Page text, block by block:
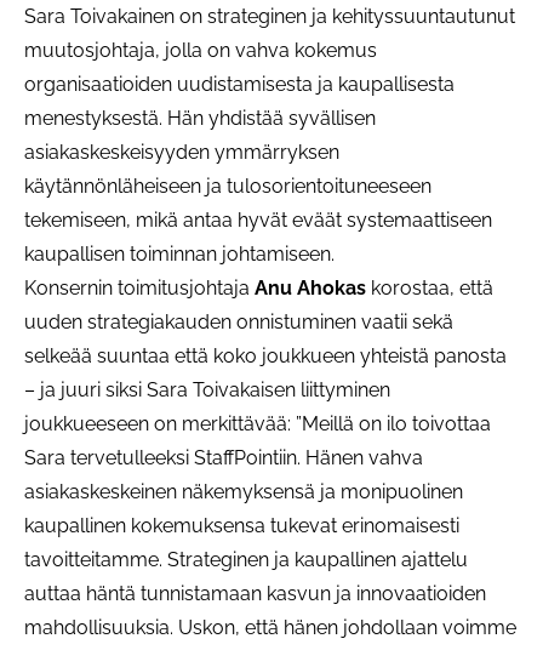
Sara Toivakainen on strateginen ja kehityssuuntautunut
muutosjohtaja, jolla on vahva kokemus
organisaatioiden uudistamisesta ja kaupallisesta
menestyksestä. Hän yhdistää syvällisen
asiakaskeskeisyyden ymmärryksen
käytännönläheiseen ja tulosorientoituneeseen
tekemiseen, mikä antaa hyvät eväät systemaattiseen
kaupallisen toiminnan johtamiseen.
Konsernin toimitusjohtaja Anu Ahokas korostaa, että
uuden strategiakauden onnistuminen vaatii sekä
selkeää suuntaa että koko joukkueen yhteistä panosta
– ja juuri siksi Sara Toivakaisen liittyminen
joukkueeseen on merkittävää: ”Meillä on ilo toivottaa
Sara tervetulleeksi StaffPointiin. Hänen vahva
asiakaskeskeinen näkemyksensä ja monipuolinen
kaupallinen kokemuksensa tukevat erinomaisesti
tavoitteitamme. Strateginen ja kaupallinen ajattelu
auttaa häntä tunnistamaan kasvun ja innovaatioiden
mahdollisuuksia. Uskon, että hänen johdollaan voimme